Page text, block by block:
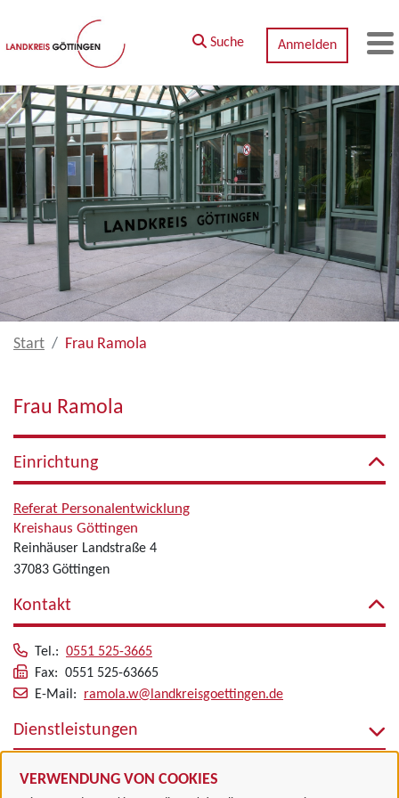
Zum Hauptinhalt springen
VERWENDUNG VON COOKIES
Suche Anmelden
Start Frau Ramola
Frau Ramola
Einrichtung
Referat Personalentwicklung
Kreishaus Göttingen
Reinhäuser Landstraße 4
37083 Göttingen
Kontakt
Tel.: 0551 525-3665
Fax: 0551 525-63665
E-Mail: ramola.w@landkreisgoettingen.de
Dienstleistungen
Alle zugeordneten Einrichtungen